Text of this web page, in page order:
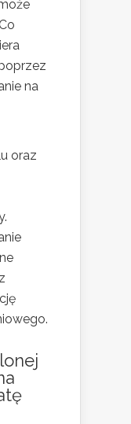
na
oraz